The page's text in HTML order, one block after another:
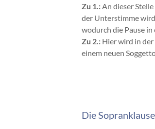
Zu 1.: An dieser
der Unterstimme
wodurch die Pause
Zu 2.: Hier wird in der
einem neuen
Die